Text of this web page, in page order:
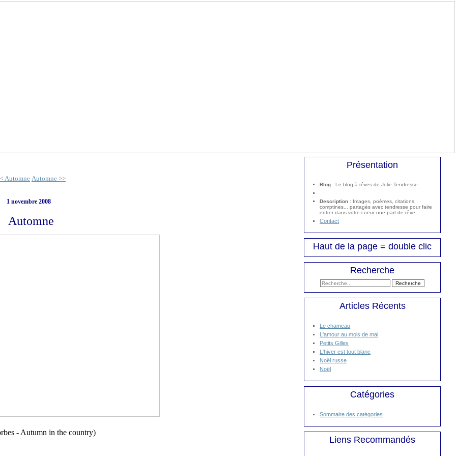
Automne Automne >>
1 novembre 2008
Automne
- Autumn in the country)
Présentation
Blog : Le blog à rêves de Jolie Tendresse
Description : Images, poèmes, citations,
comptines... partagés avec tendresse pour faire
entrer dans votre coeur une part de rêve
Contact
Haut de la page = double clic
Recherche
Articles Récents
Le chameau
L'amour au mois de mai
Petits Gilles
L'hiver est tout blanc
Noël russe
Noël
Catégories
Sommaire des catégories
Liens Recommandés